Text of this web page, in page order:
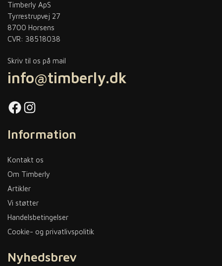
Timberly ApS
Tyrrestrupvej 27
8700 Horsens
CVR: 38518038
Skriv til os på mail
info@timberly.dk
Facebook Instagram
Information
Kontakt os
Om Timberly
Artikler
Vi støtter
Handelsbetingelser
Cookie- og privatlivspolitik
Nyhedsbrev